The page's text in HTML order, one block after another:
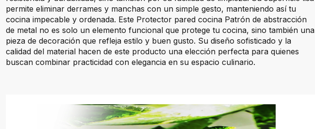
permite eliminar derrames y manchas con un simple gesto, manteniendo así tu
cocina impecable y ordenada. Este Protector pared cocina Patrón de abstracción
de metal no es solo un elemento funcional que protege tu cocina, sino también una
pieza de decoración que refleja estilo y buen gusto. Su diseño sofisticado y la
calidad del material hacen de este producto una elección perfecta para quienes
buscan combinar practicidad con elegancia en su espacio culinario.